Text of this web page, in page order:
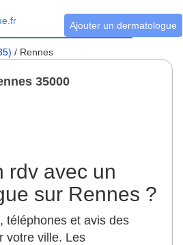
Ajouter un dermatologue
/ Rennes
35000
rdv avec un
sur Rennes ?
téléphones et avis des
votre ville. Les